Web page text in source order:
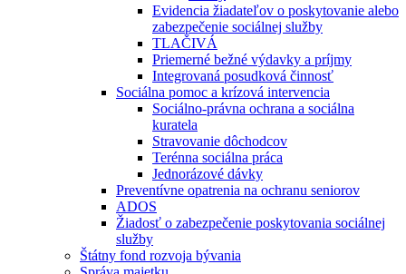
Evidencia žiadateľov o poskytovanie alebo
zabezpečenie sociálnej služby
TLAČIVÁ
Priemerné bežné výdavky a príjmy
Integrovaná posudková činnosť
Sociálna pomoc a krízová intervencia
Sociálno-právna ochrana a sociálna
kuratela
Stravovanie dôchodcov
Terénna sociálna práca
Jednorázové dávky
Preventívne opatrenia na ochranu seniorov
ADOS
Žiadosť o zabezpečenie poskytovania sociálnej
služby
Štátny fond rozvoja bývania